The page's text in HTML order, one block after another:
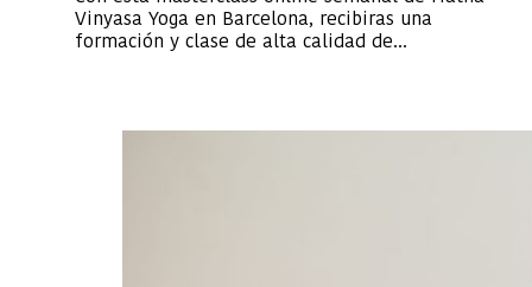
Vinyasa Yoga en Barcelona, recibiras una
formación y clase de alta calidad de…